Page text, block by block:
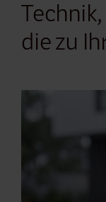
Technik,
die zu